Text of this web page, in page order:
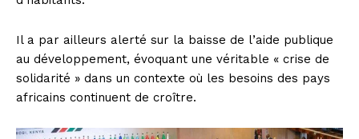
Il a par ailleurs alerté sur la baisse de l’aide publique
au développement, évoquant une véritable « crise de
solidarité » dans un contexte où les besoins des pays
africains continuent de croître.